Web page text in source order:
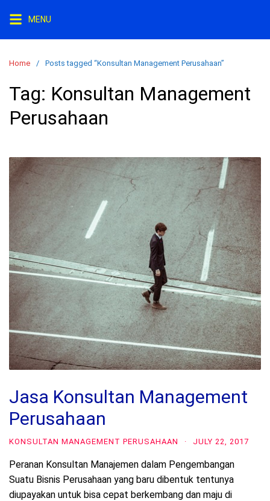
content
MENU
Home Posts tagged “Konsultan Management Perusahaan”
Tag: Konsultan Management
Perusahaan
Jasa Konsultan Management
Perusahaan
KONSULTAN MANAGEMENT PERUSAHAAN · JULY 22, 2017
Peranan Konsultan Manajemen dalam Pengembangan
Suatu Bisnis Perusahaan yang baru dibentuk tentunya
diupayakan untuk bisa cepat berkembang dan maju di